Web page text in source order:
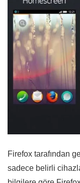
Firefox tarafından
sadece belirli